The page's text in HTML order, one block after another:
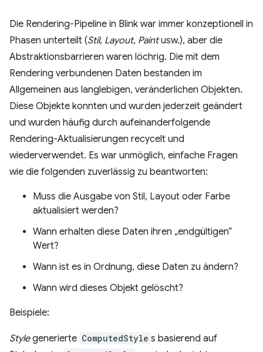
Die Rendering-Pipeline in Blink war immer konzeptionell in
Phasen unterteilt (Stil, Layout, Paintusw.), aber die
Abstraktionsbarrieren waren löchrig. Die mit dem
Rendering verbundenen Daten bestanden im
Allgemeinen aus langlebigen, veränderlichen Objekten.
Diese Objekte konnten und wurden jederzeit geändert
und wurden häufig durch aufeinanderfolgende
Rendering-Aktualisierungen recycelt und
wiederverwendet. Es war unmöglich, einfache Fragen
wie die folgenden zuverlässig zu beantworten:
Muss die Ausgabe von Stil, Layout oder Farbe
aktualisiert werden?
Wann erhalten diese Daten ihren „endgültigen“
Wert?
Wann ist es in Ordnung, diese Daten zu ändern?
Wann wird dieses Objekt gelöscht?
Beispiele:
Stylegenerierte ComputedStyle s basierend auf